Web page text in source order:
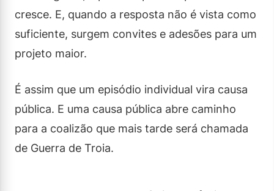
cresce. E, quando a resposta não é vista como
suficiente, surgem convites e adesões para um
projeto maior.
É assim que um episódio individual vira causa
pública. E uma causa pública abre caminho
para a coalizão que mais tarde será chamada
de Guerra de Troia.